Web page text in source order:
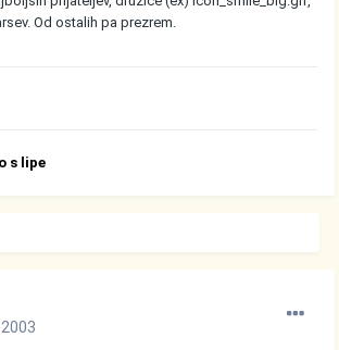
Od ostalih pa prezrem.
s lipe